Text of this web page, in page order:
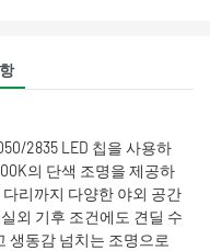
2835 LED 칩을 사용하
의 단색 조명을 제공하
리까지 다양한 야외 공간
외 기후 조건에도 견딜 수
생동감 넘치는 조명으로